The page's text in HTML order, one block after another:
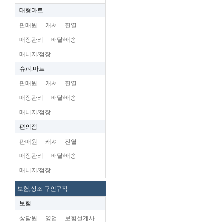
대형마트
판매원 캐셔 진열
매장관리 배달/배송
매니저/점장
슈펴.마트
판매원 캐셔 진열
매장관리 배달/배송
매니저/점장
편의점
판매원 캐셔 진열
매장관리 배달/배송
매니저/점장
보험,상조 구인구직
보험
상담원 영업 보험설계사